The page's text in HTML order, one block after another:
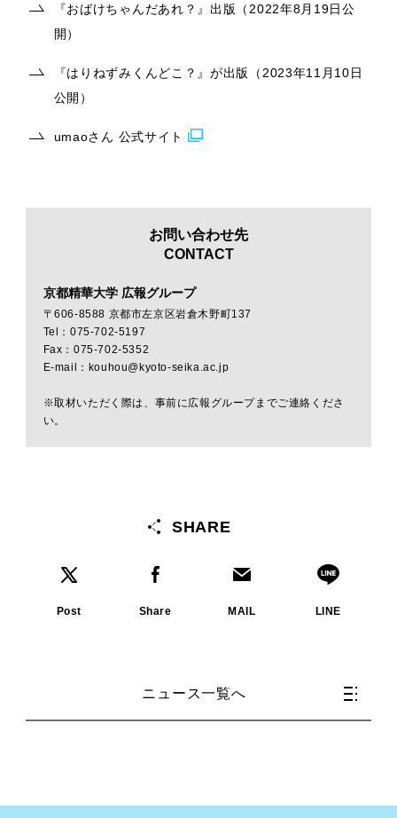
『おばけちゃんだあれ？』出版（2022年8月19日公
開）
『はりねずみくんどこ？』が出版（2023年11月10日
公開）
umaoさん 公式サイト
お問い合わせ先
CONTACT
京都精華大学 広報グループ
〒606-8588 京都市左京区岩倉木野町137
Tel：075-702-5197
Fax：075-702-5352
E-mail：kouhou@kyoto-seika.ac.jp
※取材いただく際は、事前に広報グループまでご連絡くださ
い。
SHARE
Post Share MAIL LINE
ニュース一覧へ